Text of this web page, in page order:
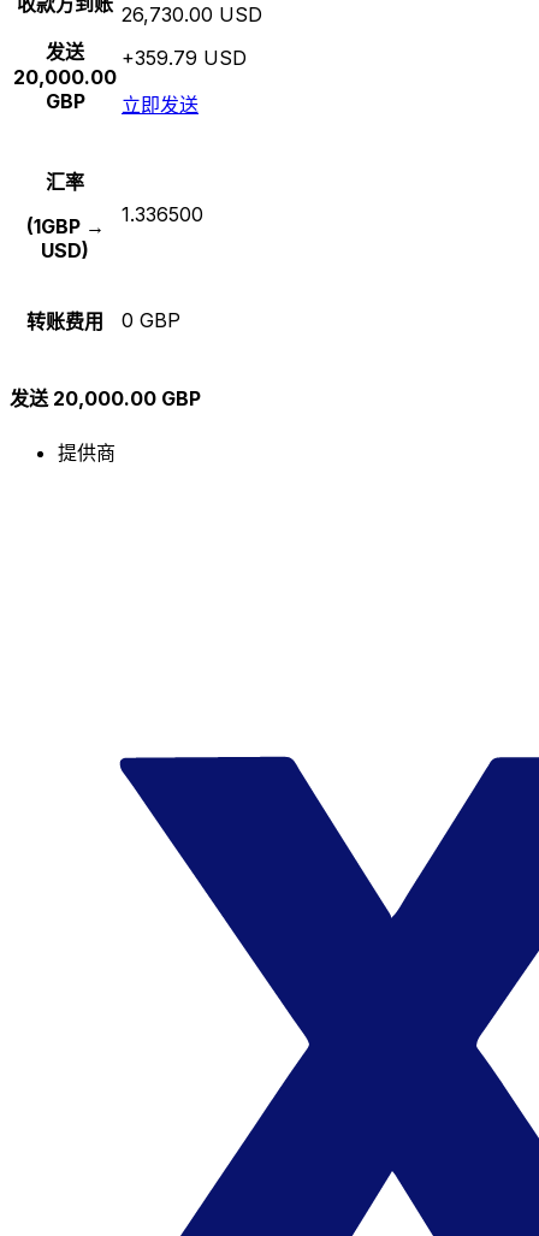
发送
20,000.00
GBP
26,730.00 USD
+359.79 USD
立即发送
汇率
(1GBP →
USD)
1.336500
转账费用 0 GBP
发送 20,000.00 GBP
提供商